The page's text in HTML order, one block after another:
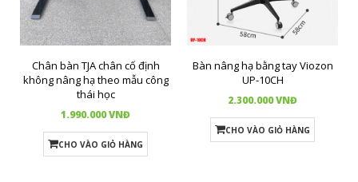
Chân bàn TJA chân cố định
không nâng hạ theo mẫu công
thái học
1.990.000 VNĐ
CHO VÀO GIỎ HÀNG
Bàn nâng hạ bằng tay Viozon
UP-10CH
2.300.000 VNĐ
CHO VÀO GIỎ HÀNG